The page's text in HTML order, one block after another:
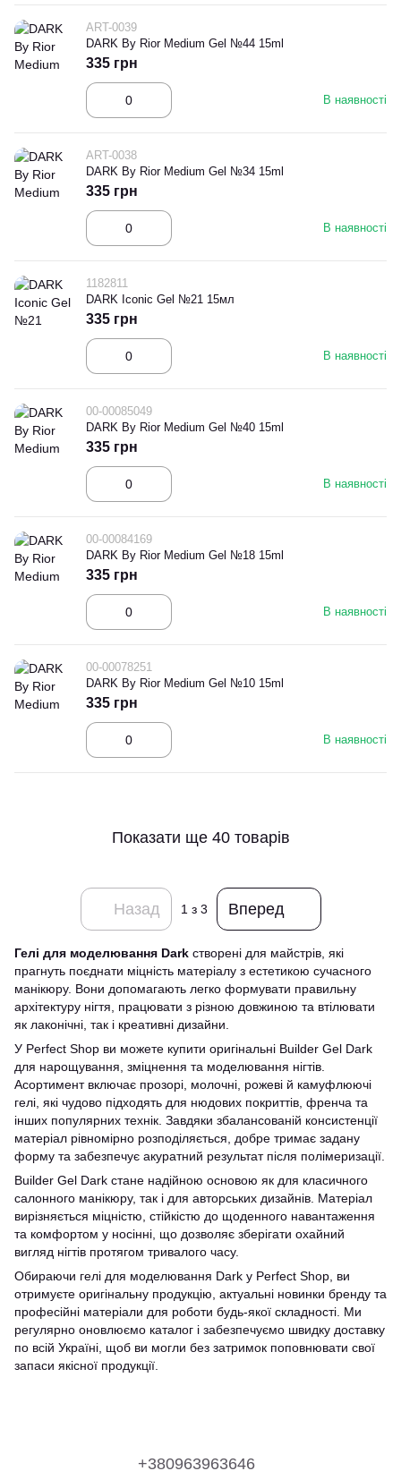
ART-0039
DARK By Rior Medium Gel №44 15ml
В наявності
335 грн
ART-0038
DARK By Rior Medium Gel №34 15ml
В наявності
335 грн
1182811
DARK Iconic Gel №21 15мл
В наявності
335 грн
00-00085049
DARK By Rior Medium Gel №40 15ml
В наявності
335 грн
00-00084169
DARK By Rior Medium Gel №18 15ml
В наявності
335 грн
00-00078251
DARK By Rior Medium Gel №10 15ml
В наявності
335 грн
Показати ще 40 товарів
Назад 1 з 3 Вперед
Гелі для моделювання Dark створені для майстрів, які
прагнуть поєднати міцність матеріалу з естетикою сучасного
манікюру. Вони допомагають легко формувати правильну
архітектуру нігтя, працювати з різною довжиною та втілювати
як лаконічні, так і креативні дизайни.
У Perfect Shop ви можете купити оригінальні Builder Gel Dark
для нарощування, зміцнення та моделювання нігтів.
Асортимент включає прозорі, молочні, рожеві й камуфлюючі
гелі, які чудово підходять для нюдових покриттів, френча та
інших популярних технік. Завдяки збалансованій консистенції
матеріал рівномірно розподіляється, добре тримає задану
форму та забезпечує акуратний результат після полімеризації.
Builder Gel Dark стане надійною основою як для класичного
салонного манікюру, так і для авторських дизайнів. Матеріал
вирізняється міцністю, стійкістю до щоденного навантаження
та комфортом у носінні, що дозволяє зберігати охайний
вигляд нігтів протягом тривалого часу.
Обираючи гелі для моделювання Dark у Perfect Shop, ви
отримуєте оригінальну продукцію, актуальні новинки бренду та
професійні матеріали для роботи будь-якої складності. Ми
регулярно оновлюємо каталог і забезпечуємо швидку доставку
по всій Україні, щоб ви могли без затримок поповнювати свої
запаси якісної продукції.
+380963963646